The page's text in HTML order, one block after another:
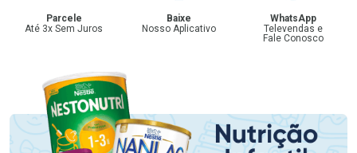
Parcele
Até 3x Sem Juros
Baixe
Nosso Aplicativo
WhatsApp
Televendas e
Fale Conosco